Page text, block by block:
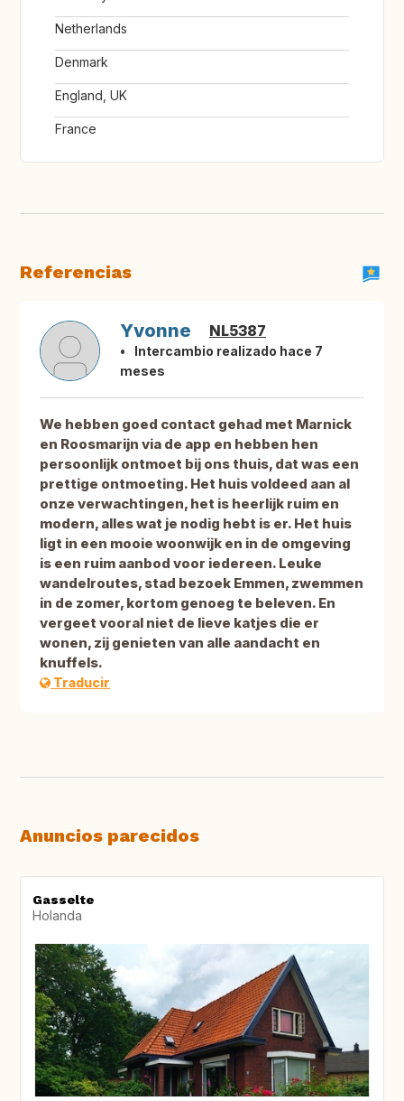
Netherlands
Denmark
England, UK
France
Referencias
Yvonne NL5387
Intercambio realizado hace 7
meses
We hebben goed contact gehad met Marnick
en Roosmarijn via de app en hebben hen
persoonlijk ontmoet bij ons thuis, dat was een
prettige ontmoeting. Het huis voldeed aan al
onze verwachtingen, het is heerlijk ruim en
modern, alles wat je nodig hebt is er. Het huis
ligt in een mooie woonwijk en in de omgeving
is een ruim aanbod voor iedereen. Leuke
wandelroutes, stad bezoek Emmen, zwemmen
in de zomer, kortom genoeg te beleven. En
vergeet vooral niet de lieve katjes die er
wonen, zij genieten van alle aandacht en
knuffels.
Traducir
Anuncios parecidos
Gasselte
Holanda